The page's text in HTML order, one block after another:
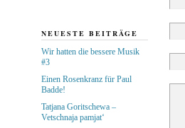
NEUESTE BEITRÄGE
Wir hatten die bessere Musik
#3
Einen Rosenkranz für Paul
Badde!
Tatjana Goritschewa –
Vetschnaja pamjat‘